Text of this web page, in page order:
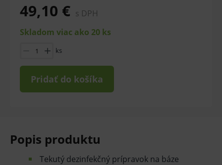
49,10 € s DPH
Skladom viac ako 20 ks
ks
Pridať do košíka
Popis produktu
Tekutý dezinfekčný prípravok na báze